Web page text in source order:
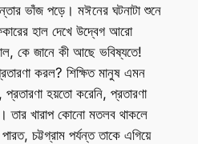
ভাঁজ পড়ে। মঈনের ঘটনাটা শুনে
হাল দেখে উদ্বেগ আরো
কে জানে কী আছে ভবিষ্যতে!
করল? শিক্ষিত মানুষ এমন
হয়তো করেনি, প্রতারণা
তার খারাপ কোনো মতলব থাকলে
চট্টগ্রাম পর্যন্ত তাকে এগিয়ে